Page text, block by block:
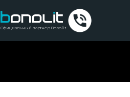
Официальный партнёр Bonolit